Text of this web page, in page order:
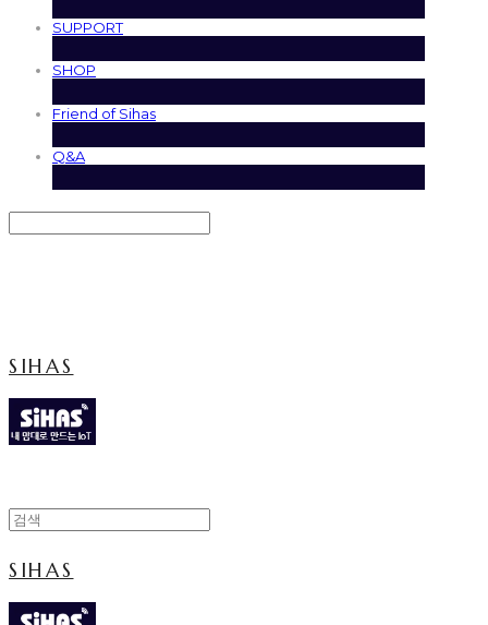
SUPPORT
SHOP
Friend of Sihas
Q&A
SIHAS
SIHAS